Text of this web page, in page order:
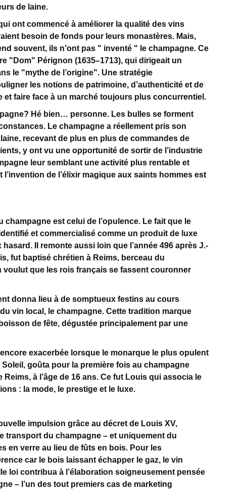
de laine.
ont commencé à améliorer la qualité des vins
besoin de fonds pour leurs monastères. Mais,
souvent, ils n’ont pas " inventé " le champagne. Ce
"Dom" Pérignon (1635–1713), qui dirigeait un
le "mythe de l’origine". Une stratégie
les notions de patrimoine, d’authenticité et de
et faire face à un marché toujours plus concurrentiel.
Hé bien… personne. Les bulles se forment
Le champagne a réellement pris son
recevant de plus en plus de commandes de
y ont vu une opportunité de sortir de l’industrie
leur semblant une activité plus rentable et
de l’élixir magique aux saints hommes est
est celui de l’opulence. Le fait que le
et commercialisé comme un produit de luxe
Il remonte aussi loin que l’année 496 après J.-
fut baptisé chrétien à Reims, berceau du
voulut que les rois français se fassent couronner
donna lieu à de somptueux festins au cours
vin local, le champagne. Cette tradition marque
de fête, dégustée principalement par une
exacerbée lorsque le monarque le plus opulent
goûta pour la première fois au champagne
à l’âge de 16 ans. Ce fut Louis qui associa le
: la mode, le prestige et le luxe.
impulsion grâce au décret de Louis XV,
transport du champagne – et uniquement du
en verre au lieu de fûts en bois. Pour les
car le bois laissant échapper le gaz, le vin
loi contribua à l’élaboration soigneusement pensée
– l’un des tout premiers cas de marketing